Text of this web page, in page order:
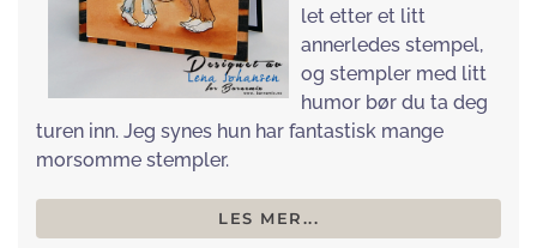
let etter et litt
annerledes stempel,
og stempler med litt
humor bør du ta deg
turen inn. Jeg synes hun har fantastisk mange
morsomme stempler.
LES MER...